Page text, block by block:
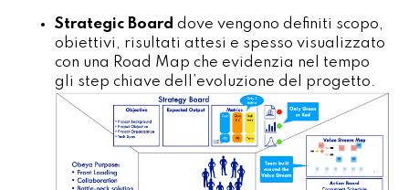
Strategic Board dove vengono definiti scopo,
obiettivi, risultati attesi e spesso visualizzato
con una Road Map che evidenzia nel tempo
gli step chiave dell’evoluzione del progetto.